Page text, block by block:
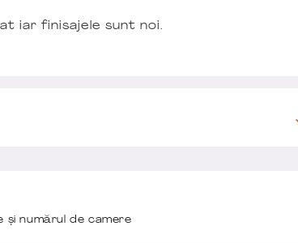
iar finisajele sunt noi.
și numărul de camere